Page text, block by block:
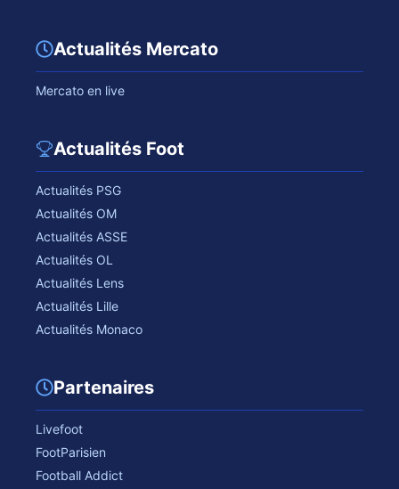
Actualités Mercato
Mercato en live
Actualités Foot
Actualités PSG
Actualités OM
Actualités ASSE
Actualités OL
Actualités Lens
Actualités Lille
Actualités Monaco
Partenaires
Livefoot
FootParisien
Football Addict